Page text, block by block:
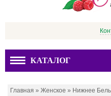
КАТАЛОГ
Главная » Женское » Нижнее